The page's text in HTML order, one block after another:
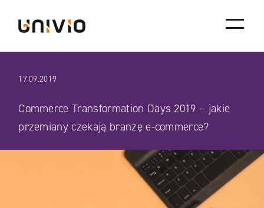
content
17.09.2019
Commerce Transformation Days 2019 – jakie
przemiany czekają branżę e-commerce?